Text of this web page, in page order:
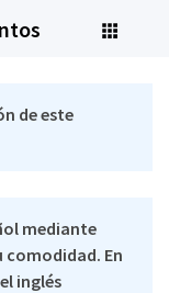
de este
mediante
En
inglés